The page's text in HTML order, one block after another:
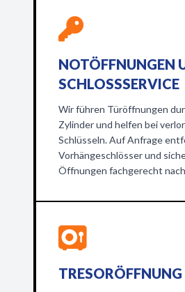
NOTÖFFNUNGEN
SCHLOSSSERVICE
Wir führen Türöffnungen
Zylinder und helfen bei
Schlüsseln. Auf Anfrage
Vorhängeschlösser und
Öffnungen fachgerecht
TRESORÖFFNUNG